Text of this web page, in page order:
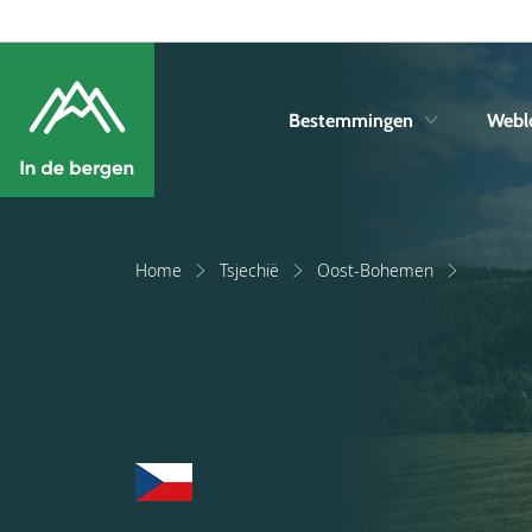
Bestemmingen
Home Tsjechië Oost-Bohemen